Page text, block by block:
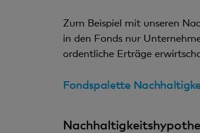
Zum Beispiel mit unseren
in den Fonds nur
ordentliche Erträge
Fondspalette